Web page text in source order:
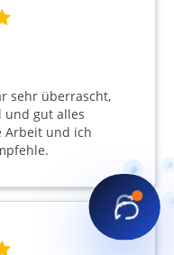
sehr überrascht,
und gut alles
Arbeit und ich